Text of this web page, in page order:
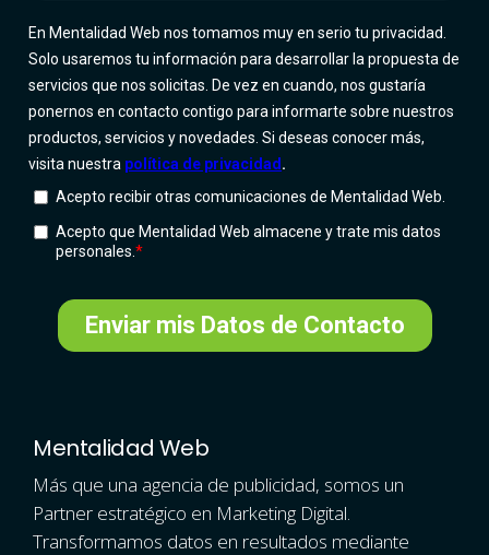
Mentalidad Web
Más que una agencia de publicidad, somos un
Partner estratégico en Marketing Digital.
Transformamos datos en resultados mediante